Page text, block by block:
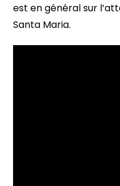
est en général sur
Santa Maria.